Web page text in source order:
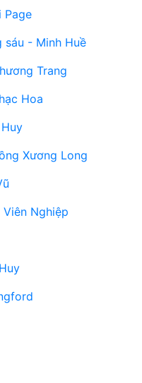
Page
- Minh Huề
Trang
Hoa
Xương Long
Nghiệp